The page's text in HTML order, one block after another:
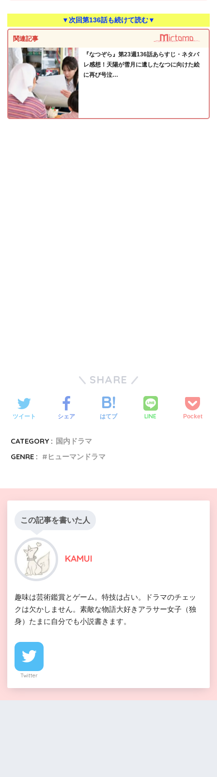
▼次回第136話も続けて読む▼
関連記事
『なつぞら』第23週136話あらすじ・ネタバ
レ感想！天陽が雪月に遺したなつに向けた絵
に再び号泣…
SHARE
ツイート シェア はてブ LINE Pocket
CATEGORY : 国内ドラマ
GENRE :
ヒューマンドラマ
この記事を書いた人
KAMUI
趣味は芸術鑑賞とゲーム。特技は占い。ドラマのチェッ
クは欠かしません。素敵な物語大好きアラサー女子（独
身）たまに自分でも小説書きます。
Twitter